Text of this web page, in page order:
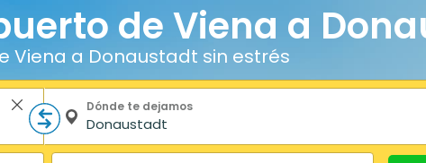
de Viena a
Viena a Donaustadt sin estrés
Dónde te dejamos